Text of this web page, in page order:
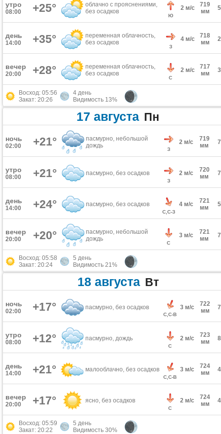
утро
08:00 +25°
облачно с прояснениями,
без осадков
Ю
2 м/с
719
мм
день
14:00 +35°
переменная облачность,
без осадков
З
4 м/с
718
мм
вечер
20:00 +28°
переменная облачность,
без осадков
С
2 м/с
717
мм
Восход: 05:56
Закат: 20:26
4 день
Видимость 13%
17 августа Пн
ночь
02:00 +21°
пасмурно, небольшой
дождь
З
2 м/с
719
мм
утро
08:00 +21° пасмурно, без осадков
З
2 м/с
720
мм
день
14:00 +24° пасмурно, без осадков
С,С-З
4 м/с
721
мм
вечер
20:00 +20°
пасмурно, небольшой
дождь
С
3 м/с
721
мм
Восход: 05:58
Закат: 20:24
5 день
Видимость 21%
18 августа Вт
ночь
02:00 +17° пасмурно, без осадков
С,С-В
3 м/с
722
мм
утро
08:00 +12° пасмурно, дождь
С
2 м/с
723
мм
день
14:00 +21° малооблачно, без осадков
С,С-В
3 м/с
724
мм
вечер
20:00 +17° ясно, без осадков
С
2 м/с
724
мм
Восход: 05:59
Закат: 20:22
5 день
Видимость 30%